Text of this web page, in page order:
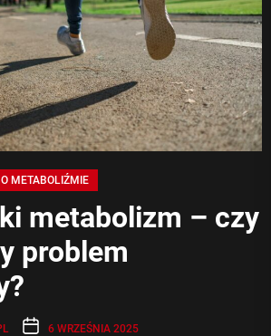
METABOLIŹMIE
metabolizm – czy
problem
6 WRZEŚNIA 2025